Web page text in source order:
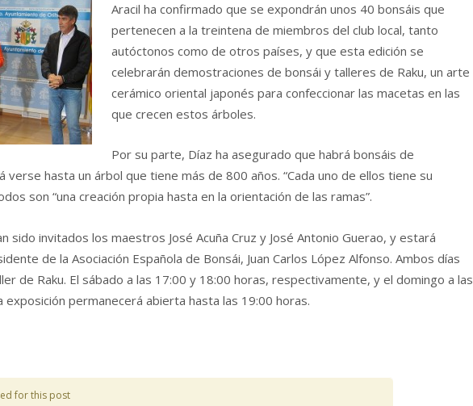
Aracil ha confirmado que se expondrán unos 40 bonsáis que
pertenecen a la treintena de miembros del club local, tanto
autóctonos como de otros países, y que esta edición se
celebrarán demostraciones de bonsái y talleres de Raku, un arte
cerámico oriental japonés para confeccionar las macetas en las
que crecen estos árboles.
Por su parte, Díaz ha asegurado que habrá bonsáis de
hasta un árbol que tiene más de 800 años. “Cada uno de ellos tiene su
son “una creación propia hasta en la orientación de las ramas”.
sido invitados los maestros José Acuña Cruz y José Antonio Guerao, y estará
de la Asociación Española de Bonsái, Juan Carlos López Alfonso. Ambos días
de Raku. El sábado a las 17:00 y 18:00 horas, respectivamente, y el domingo a las
exposición permanecerá abierta hasta las 19:00 horas.
for this post